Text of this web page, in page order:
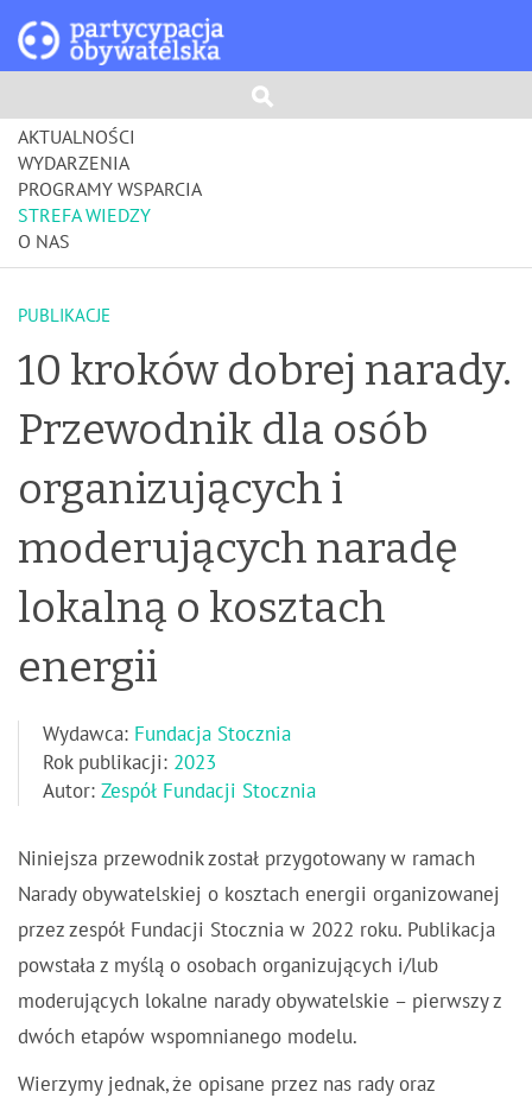
AKTUALNOŚCI
WYDARZENIA
PROGRAMY WSPARCIA
STREFA WIEDZY
O NAS
PUBLIKACJE
10 kroków dobrej narady.
Przewodnik dla osób
organizujących i
moderujących naradę
lokalną o kosztach
energii
Wydawca: Fundacja Stocznia
Rok publikacji: 2023
Autor: Zespół Fundacji Stocznia
Niniejsza przewodnik został przygotowany w ramach
Narady obywatelskiej o kosztach energii organizowanej
przez zespół Fundacji Stocznia w 2022 roku. Publikacja
powstała z myślą o osobach organizujących i/lub
moderujących lokalne narady obywatelskie – pierwszy z
dwóch etapów wspomnianego modelu.
Wierzymy jednak, że opisane przez nas rady oraz